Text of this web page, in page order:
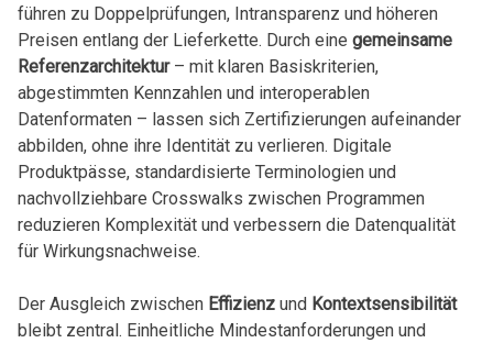
führen zu Doppelprüfungen, Intransparenz und höheren
Preisen entlang der Lieferkette. Durch eine gemeinsame
Referenzarchitektur– mit klaren Basiskriterien,
abgestimmten Kennzahlen und interoperablen
Datenformaten – lassen sich Zertifizierungen aufeinander
abbilden, ohne ihre Identität zu verlieren. Digitale
Produktpässe, standardisierte Terminologien und
nachvollziehbare Crosswalks zwischen Programmen
reduzieren Komplexität und verbessern die Datenqualität
für Wirkungsnachweise.
Der Ausgleich zwischen Effizienzund Kontextsensibilität
bleibt zentral. Einheitliche Mindestanforderungen und